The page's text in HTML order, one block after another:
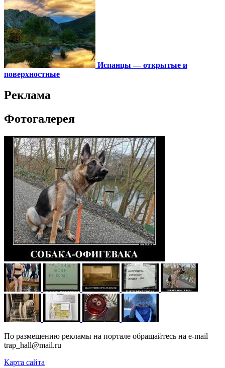
Испанцы — открытые и
поверхностные
Реклама
Фотогалерея
По размещению рекламы на портале обращайтесь на e-mail
trap_hall@mail.ru
Карта сайта